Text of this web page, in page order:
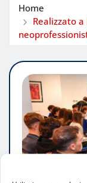
Home
Realizzato